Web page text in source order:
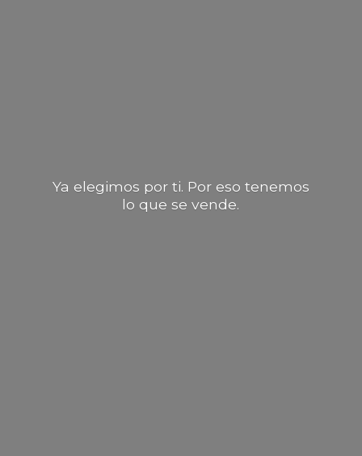
Ya elegimos por ti. Por eso tenemos
lo quese vende.